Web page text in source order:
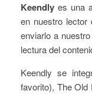
Keendly es una
en nuestro lector
enviarlo a
lectura del
Keendly se
favorito), The